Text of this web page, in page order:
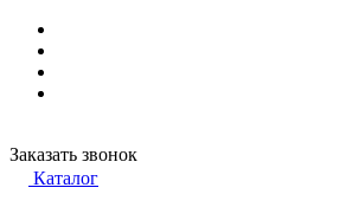
Заказать звонок
Каталог